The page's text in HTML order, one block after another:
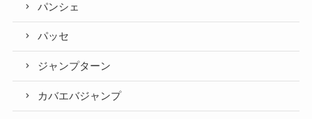
パンシェ
パッセ
ジャンプターン
カバエバジャンプ